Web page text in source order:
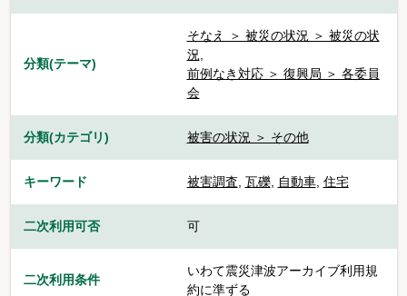
分類(テーマ)
そなえ ＞ 被災の状況 ＞ 被災の状
況,
前例なき対応 ＞ 復興局 ＞ 各委員
会
分類(カテゴリ) 被害の状況 ＞ その他
キーワード 被害調査, 瓦礫, 自動車, 住宅
二次利用可否 可
二次利用条件
いわて震災津波アーカイブ利用規
約に準ずる